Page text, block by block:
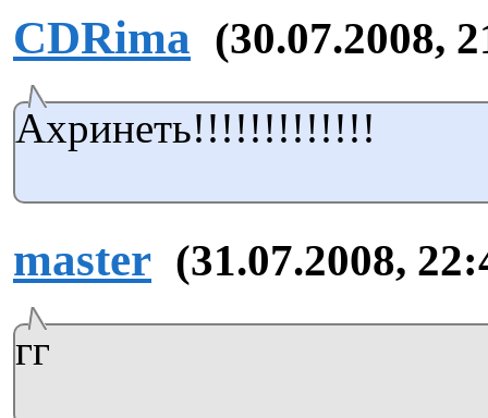
CDRima (30.07.2008,
Ахринеть!!!!!!!!!!!!!
master (31.07.2008,
гг